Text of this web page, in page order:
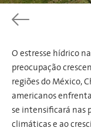
O estresse hídrico
preocupação
regiões do México,
americanos
se intensificará nas
climáticas e ao